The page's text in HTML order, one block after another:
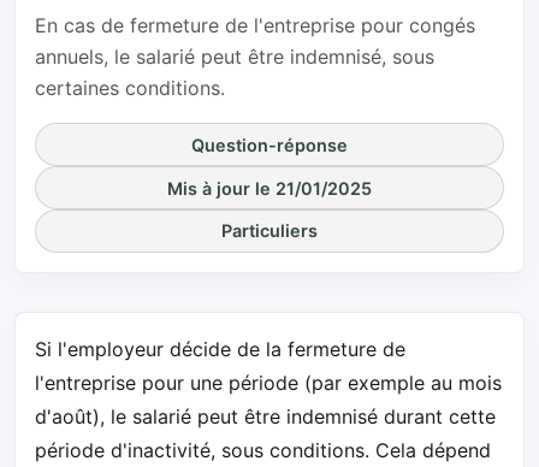
En cas de fermeture de l'entreprise pour congés
annuels, le salarié peut être indemnisé, sous
certaines conditions.
Question-réponse
Mis à jour le 21/01/2025
Particuliers
Si l'employeur décide de la fermeture de
l'entreprise pour une période (par exemple au mois
d'août), le salarié peut être indemnisé durant cette
période d'inactivité, sous conditions. Cela dépend